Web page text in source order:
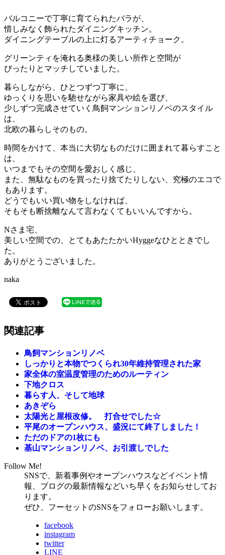
バルコニーで丁寧に育てられたバラが、
惜しみなく飾られたダイニングキッチン。
ダイニングテーブルの上に灯るアーティチョーク。
グリーンティを淹れる奥様の美しい所作と空間が
ぴったりとマッチしていました。
暮らしながら、ひとつずつ丁寧に、
ゆっくりを思いを馳せながら家具や絵を選び、
少しずつ完成させていく鳥飼マンションリノベのスタイル
は、
北欧の暮らしそのもの。
時間をかけて、本当に大切なものだけに囲まれて暮らすこと
は、
いつまでもその空間を愛おしく感じ、
また、無駄なものを買ったり捨てたりしない、究極のエコで
もあります。
どうでもいい買い物をしなければ、
そもそも断捨離なんて言わなくてもいいんですから。
Nさま宅、
美しい空間での、とてもあたたかいHyggeなひとときでし
た。
ありがとうございました。
naka
関連記事
鳥飼マンションリノベ
しっかりと本物でつくられ30年維持管理された家
家全体の室温度管理のためのルーティン
下地クロス
暮らす人、そして地球
あきぞら
太陽光と屋根改修。 打合せでした☆
平尾のオープンハウス、盛況にて終了しました！
ただのドアの1枚にも
基山マンションリノベ、お引渡しでした
Follow Me!
SNSで、新着事例やオープンハウスなどイベント情
報、ブログの最新情報などいち早くをお知らせしてお
ります。
ぜひ、フーセットのSNSをフォローお願いします。
facebook
instagram
twitter
LINE